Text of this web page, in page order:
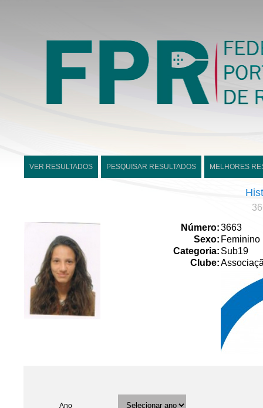
VER RESULTADOS PESQUISAR RESULTADOS MELHORES
Número:3663
Sexo: Feminino
Categoria: Sub19
Clube:
Ano